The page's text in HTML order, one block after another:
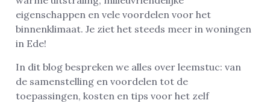
eigenschappen en vele voordelen voor het
binnenklimaat. Je ziet het steeds meer in woningen
in Ede!
In dit blog bespreken we alles over leemstuc: van
de samenstelling en voordelen tot de
toepassingen, kosten en tips voor het zelf